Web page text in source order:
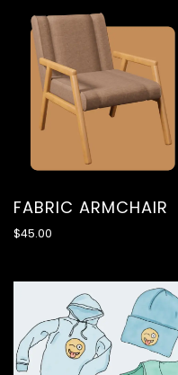
FABRIC ARMCHAIR
$45.00